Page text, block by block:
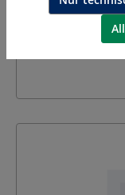
Abmessungen: